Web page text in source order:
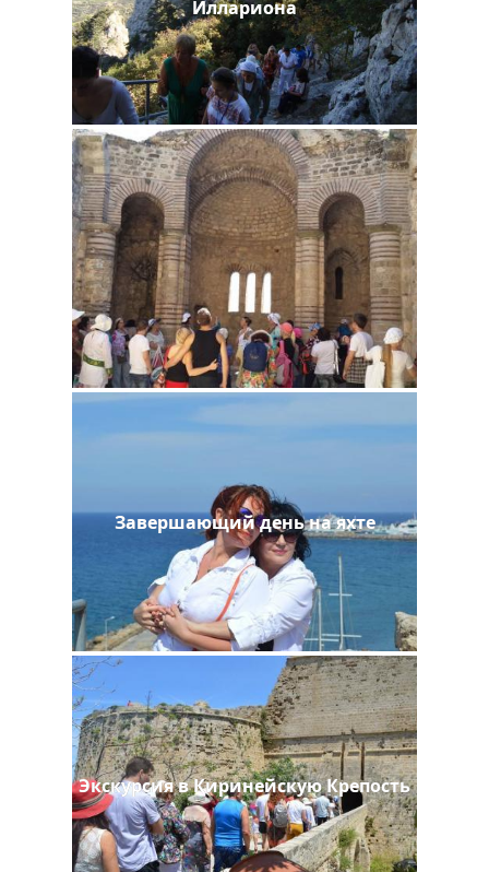
Иллариона
Завершающий день на яхте
Экскурсия в Киринейскую Крепость